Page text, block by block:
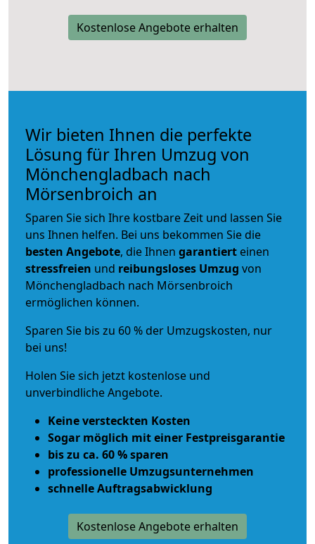
Kostenlose Angebote erhalten
Wir bieten Ihnen die perfekte
Lösung für Ihren Umzug von
Mönchengladbach nach
Mörsenbroich an
Sparen Sie sich Ihre kostbare Zeit und lassen Sie
uns Ihnen helfen. Bei uns bekommen Sie die
besten Angebote, die Ihnen garantiert einen
stressfreien und reibungsloses Umzug von
Mönchengladbach nach Mörsenbroich
ermöglichen können.
Sparen Sie bis zu 60 % der Umzugskosten, nur
bei uns!
Holen Sie sich jetzt kostenlose und
unverbindliche Angebote.
Keine versteckten Kosten
Sogar möglich mit einer Festpreisgarantie
bis zu ca. 60 % sparen
professionelle Umzugsunternehmen
schnelle Auftragsabwicklung
Kostenlose Angebote erhalten